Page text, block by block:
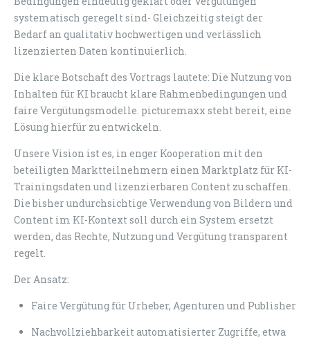
systematisch geregelt sind- Gleichzeitig steigt der
Bedarf an qualitativ hochwertigen und verlässlich
lizenzierten Daten kontinuierlich.
Die klare Botschaft des Vortrags lautete: Die Nutzung von
Inhalten für KI braucht klare Rahmenbedingungen und
faire Vergütungsmodelle. picturemaxx steht bereit, eine
Lösung hierfür zu entwickeln.
Unsere Vision ist es, in enger Kooperation mit den
beteiligten Marktteilnehmern einen Marktplatz für KI-
Trainingsdaten und lizenzierbaren Content zu schaffen.
Die bisher undurchsichtige Verwendung von Bildern und
Content im KI-Kontext soll durch ein System ersetzt
werden, das Rechte, Nutzung und Vergütung transparent
regelt.
Der Ansatz:
Faire Vergütung für Urheber, Agenturen und Publisher
Nachvollziehbarkeit automatisierter Zugriffe, etwa